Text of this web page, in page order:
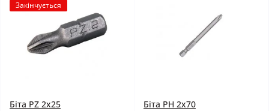
Закінчується
Біта PZ 2x25 Біта PH 2x70